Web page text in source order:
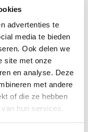
advertenties te
media te bieden
Ook delen we
site met onze
en analyse. Deze
met andere
of die ze hebben
hun services.
het vervangen
van € 175,00
maand na
wordt er op
een inspectie
voortkomende
dan geldende